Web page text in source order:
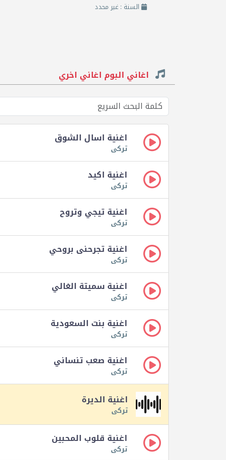
السنة : غير محدد
اغاني البوم اغاني اخري
اغنية اسال الشوق
تركى
اغنية اكيد
تركى
اغنية تيجي وتروح
تركى
اغنية تجرحنى بروحي
تركى
اغنية سميتة الغالي
تركى
اغنية بنت السعودية
تركى
اغنية صعب تنساني
تركى
اغنية الديرة
تركى
اغنية قلوب المحبين
تركى